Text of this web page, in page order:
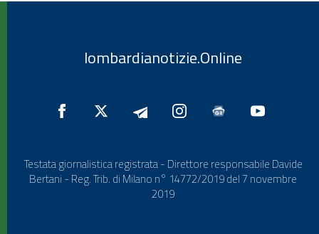
lombardianotizie.Online
Testata giornalistica registrata - Direttore responsabile Davide
Bertani - Reg. Trib. di Milano n° 14772/2019 del 7 novembre
2019